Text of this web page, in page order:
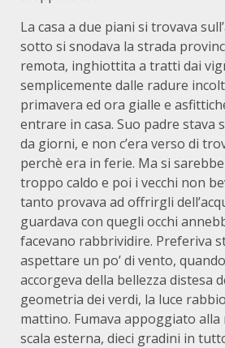
La casa a due piani si trovava
sotto si snodava la strada
remota, inghiottita a tratti dai
semplicemente dalle radure
primavera ed ora gialle e
entrare in casa. Suo padre stava
da giorni, e non c’era verso di
perchè era in ferie. Ma si
troppo caldo e poi i vecchi non
tanto provava ad offrirgli
guardava con quegli occhi
facevano rabbrividire. Preferiva
aspettare un po’ di vento,
accorgeva della bellezza distesa
geometria dei verdi, la luce
mattino. Fumava appoggiato
scala esterna, dieci gradini in